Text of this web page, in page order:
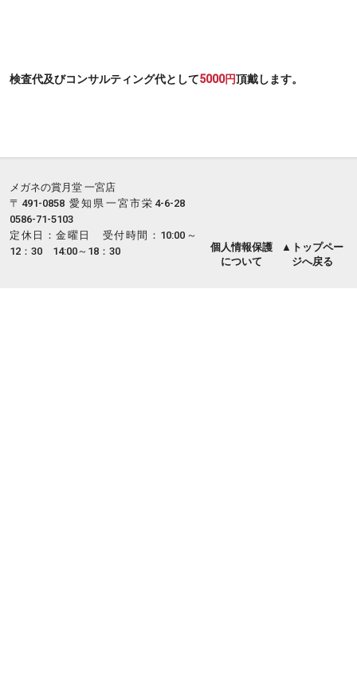
検査代及びコンサルティング代として5000円頂戴します。
メガネの賞月堂 一宮店
〒491-0858 愛知県一宮市栄4-6-28
0586-71-5103
定休日：金曜日 受付時間：10:00～
12：30 14:00～18：30
個人情報保護
について
▲トップペー
ジへ戻る